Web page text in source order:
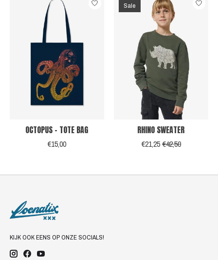
OCTOPUS - TOTE BAG
€15,00
Sale
RHINO SWEATER
€21,25€42,50
KIJK OOK EENS OP ONZE SOCIALS!